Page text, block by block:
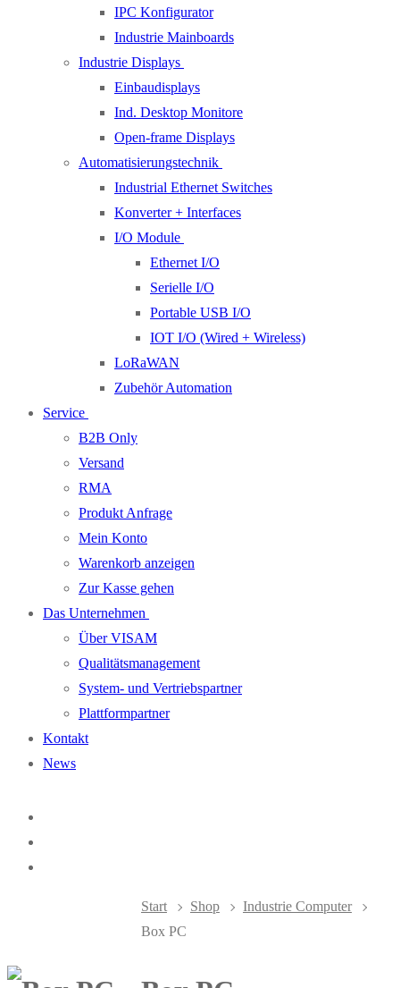
IPC Konfigurator
Industrie Mainboards
Industrie Displays
Einbaudisplays
Ind. Desktop Monitore
Open-frame Displays
Automatisierungstechnik
Industrial Ethernet Switches
Konverter + Interfaces
I/O Module
Ethernet I/O
Serielle I/O
Portable USB I/O
IOT I/O (Wired + Wireless)
LoRaWAN
Zubehör Automation
Service
B2B Only
Versand
RMA
Produkt Anfrage
Mein Konto
Warenkorb anzeigen
Zur Kasse gehen
Das Unternehmen
Über VISAM
Qualitätsmanagement
System- und Vertriebspartner
Plattformpartner
Kontakt
News
Start Shop
Industrie Computer
Box PC